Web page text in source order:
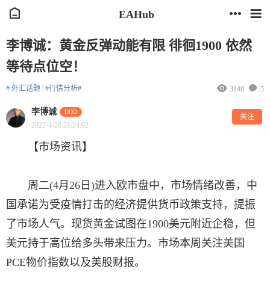
EAHub
李博诚：黄金反弹动能有限 徘徊1900 依然
等待点位空！
# 外汇话题 #行情分析# 5
3140
李博诚 DDD
2022-4-26 21:24:02
关注
【市场资讯】
周二(4月26日)进入欧市盘中，市场情绪改善，中
国承诺为受疫情打击的经济提供货币政策支持，提振
了市场人气。现货黄金试图在1900美元附近企稳，但
美元持于高位给多头带来压力。市场本周关注美国
PCE物价指数以及美股财报。